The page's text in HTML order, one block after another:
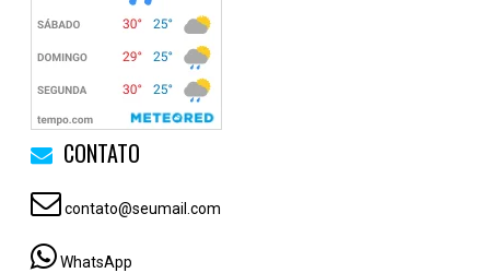
CONTATO
contato@seumail.com
WhatsApp